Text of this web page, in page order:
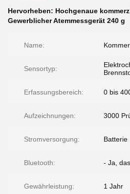
Hervorheben: Hochgenaue
Gewerblicher Atemmessgerät 240 g
Name:
Sensortyp:
Erfassungsbereich: 0 bis
Aufzeichnungen: 3000
Stromversorgung: Batterie
Bluetooth: - Ja,
Gewährleistung: 1 Jahr